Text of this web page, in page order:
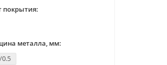
покрытия:
металла, мм:
0.5